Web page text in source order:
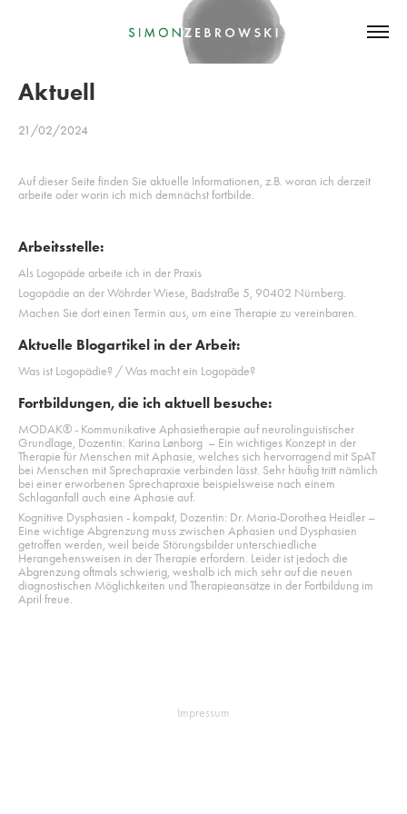
Aktuell
21/02/2024
Auf dieser Seite finden Sie aktuelle Informationen, z.B. woran ich derzeit
arbeite oder worin ich mich demnächst fortbilde.
Arbeitsstelle:
Als Logopäde arbeite ich in der Praxis
Logopädie an der Wöhrder Wiese, Badstraße 5, 90402 Nürnberg.
Machen Sie dort einen Termin aus, um eine Therapie zu vereinbaren.
Aktuelle Blogartikel in der Arbeit:
Was ist Logopädie? / Was macht ein Logopäde?
Fortbildungen, die ich aktuell besuche:
MODAK® - Kommunikative Aphasietherapie auf neurolinguistischer
Grundlage, Dozentin: Karina Lønborg – Ein wichtiges Konzept in der
Therapie für Menschen mit Aphasie, welches sich hervorragend mit SpAT
bei Menschen mit Sprechapraxie verbinden lässt. Sehr häufig tritt nämlich
bei einer erworbenen Sprechapraxie beispielsweise nach einem
Schlaganfall auch eine Aphasie auf.
Kognitive Dysphasien - kompakt, Dozentin: Dr. Maria-Dorothea Heidler –
Eine wichtige Abgrenzung muss zwischen Aphasien und Dysphasien
getroffen werden, weil beide Störungsbilder unterschiedliche
Herangehensweisen in der Therapie erfordern. Leider ist jedoch die
Abgrenzung oftmals schwierig, weshalb ich mich sehr auf die neuen
diagnostischen Möglichkeiten und Therapieansätze in der Fortbildung im
April freue.
Impressum